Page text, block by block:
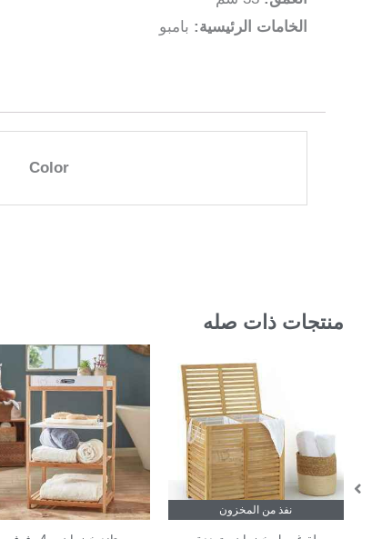
الخامات الرئيسية: بامبو
Color
منتجات ذات صله
نفذ من المخزون In Stock